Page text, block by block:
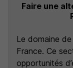
Faire une
Le domaine
France. Ce
opportunités